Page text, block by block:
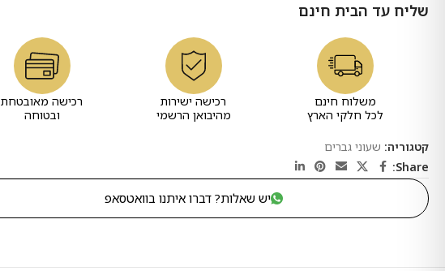
שליח עד הבית חינם
משלוח חינם
לכל חלקי הארץ
רכישה ישירות
מהיבואן הרשמי
רכישה מאובטחת
ובטוחה
קטגוריה: שעוני גברים
Share:
יש שאלות? דברו איתנו בוואטסאפ